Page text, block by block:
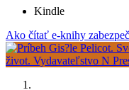
Kindle
Ako čítať e-knihy